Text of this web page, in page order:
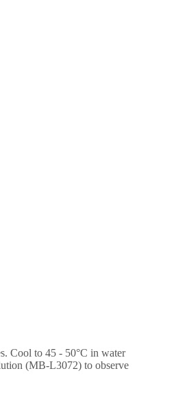
Cool to 45 - 50°C in water
(MB-L3072) to observe